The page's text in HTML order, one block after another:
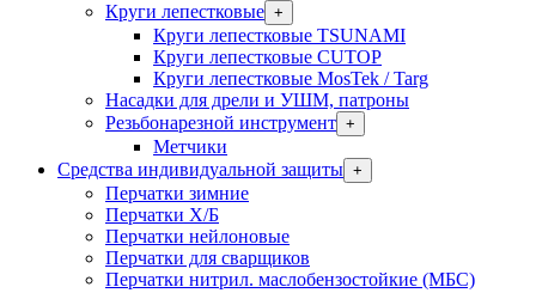
Круги лепестковые +
Круги лепестковые TSUNAMI
Круги лепестковые CUTOP
Круги лепестковые MosTek / Targ
Насадки для дрели и УШМ, патроны
Резьбонарезной инструмент +
Метчики
Средства индивидуальной защиты +
Перчатки зимние
Перчатки Х/Б
Перчатки нейлоновые
Перчатки для сварщиков
Перчатки нитрил. маслобензостойкие (МБС)